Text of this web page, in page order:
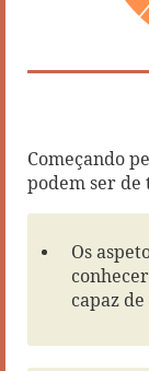
Começando
podem ser de
Os
capaz de